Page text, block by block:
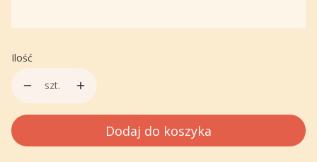
Ilość
szt.
Dodaj do koszyka